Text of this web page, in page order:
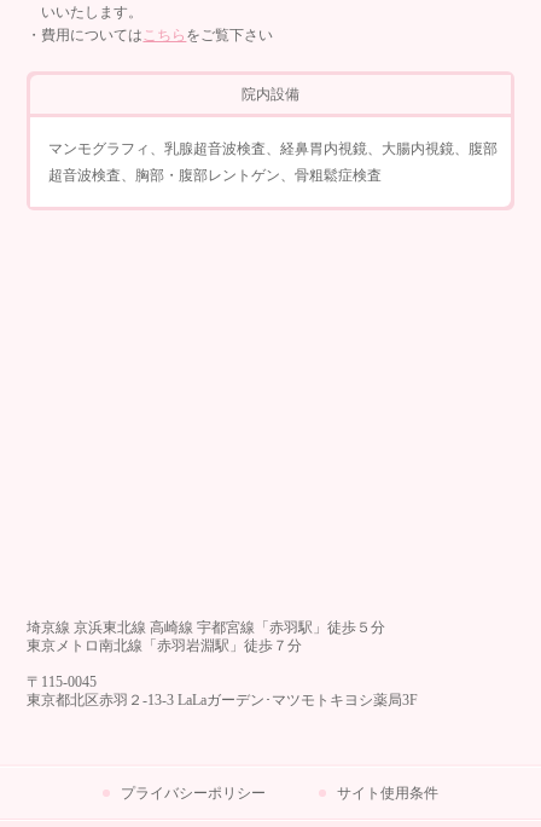
いいたします。
・費用についてはこちら をご覧下さい
院内設備
マンモグラフィ、乳腺超音波検査、経鼻胃内視鏡、大腸内視鏡、腹部
超音波検査、胸部・腹部レントゲン、骨粗鬆症検査
埼京線 京浜東北線 高崎線 宇都宮線「赤羽駅」徒歩５分
東京メトロ南北線「赤羽岩淵駅」徒歩７分
〒115-0045
東京都北区赤羽２-13-3 LaLaガーデン･マツモトキヨシ薬局3F
プライバシーポリシー サイト使用条件